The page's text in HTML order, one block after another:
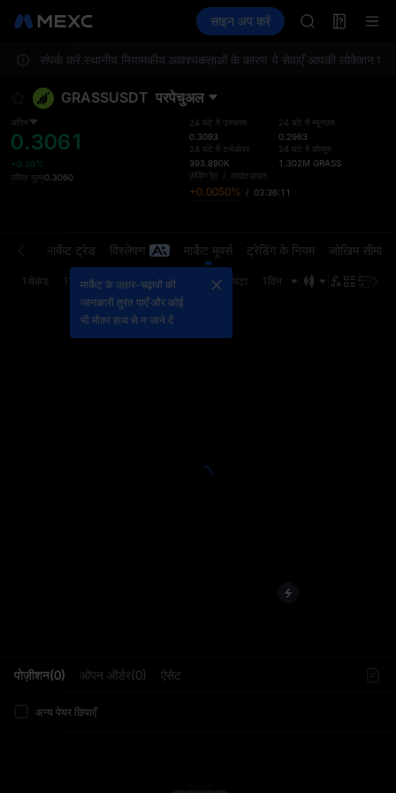
Information इवेंट
साइन अप करें
AAOI
UNITREE
AAOI
UNITREE
टीम से संपर्क करें.स्थानीय नियामकीय आवश्यकताओं के कारण ये सेवाएँ आपकी लोकेशन पर
GRASSUSDT परपेचुअल
अंतिम
0.3061
+0.26%
उचित मूल्य0.3060
24 घंटे में उच्चतम
0.3093
24 घंटे में टर्नओवर
393.890K
24 घंटे में न्यूनतम
0.2963
24 घंटे में वॉल्यूम
1.302M GRASS
फ़ंडिंग रेट / काउंटडाउन
+0.0050% / 03:36:11
पोज़ीशन(0) ओपन ऑर्डर(0) ऐसेट
अन्य पेयर छिपाएँ
मार्केट ट्रेड विश्लेषण मार्केट मूवर्स ट्रेडिंग के नियम जोखिम सीमा
1सेकंड 1मिनट 5मिनट 15मिनट 4घंटा 1दिन
मार्केट के उतार-चढ़ावों की
जानकारी तुरंत पाएँ और कोई
भी मौका हाथ से न जाने दें